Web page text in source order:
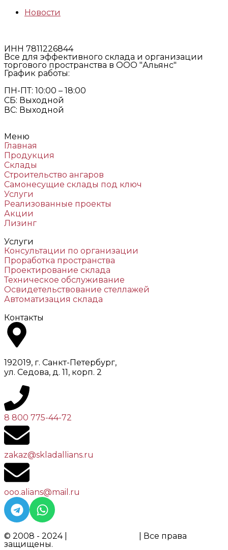
Новости
ИНН 7811226844
Все для эффективного склада и организации
торгового пространства в ООО "Альянс"
График работы:
ПН-ПТ: 10:00 – 18:00
СБ: Выходной
ВС: Выходной
Меню
Главная
Продукция
Склады
Строительство ангаров
Самонесущие склады под ключ
Услуги
Реализованные проекты
Акции
Лизинг
Услуги
Консультации по организации
Проработка пространства
Проектирование склада
Техническое обслуживание
Освидетельствование стеллажей
Автоматизация склада
Контакты
192019, г. Санкт-Петербург,
ул. Седова, д. 11, корп. 2
8 800 775-44-72
zakaz@skladallians.ru
ooo.alians@mail.ru
© 2008 - 2024 |
| Все права
защищены.